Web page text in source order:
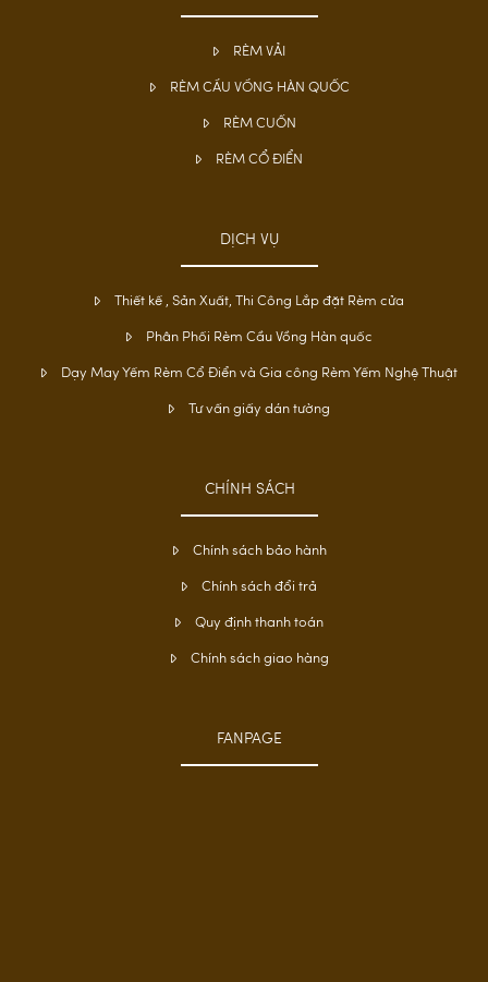
RÈM VẢI
RÈM CẦU VỒNG HÀN QUỐC
RÈM CUỐN
RÈM CỔ ĐIỂN
DỊCH VỤ
Thiết kế , Sản Xuất, Thi Công Lắp đặt Rèm cửa
Phân Phối Rèm Cầu Vồng Hàn quốc
Dạy May Yếm Rèm Cổ Điển và Gia công Rèm Yếm Nghệ Thuật
Tư vấn giấy dán tường
CHÍNH SÁCH
Chính sách bảo hành
Chính sách đổi trả
Quy định thanh toán
Chính sách giao hàng
FANPAGE